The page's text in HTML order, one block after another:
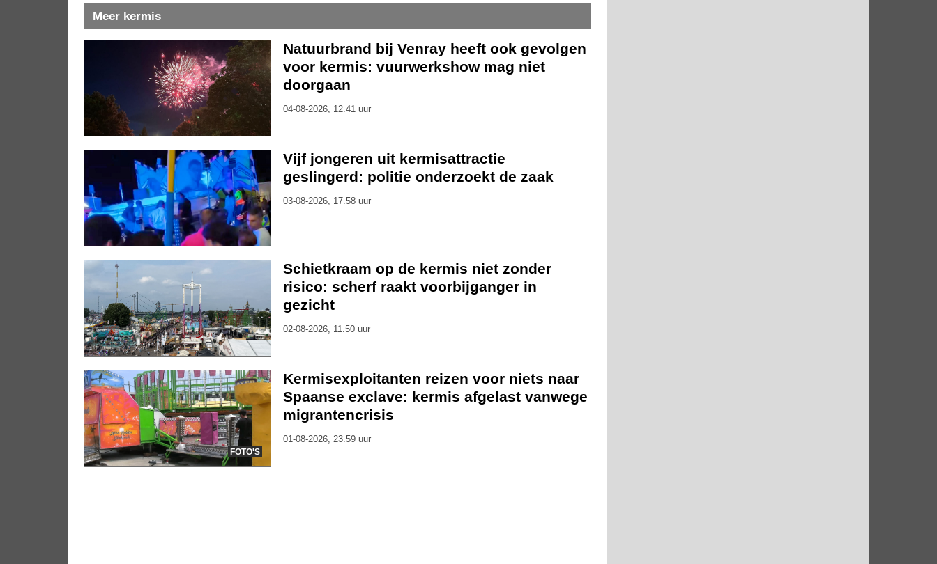
Meer kermis
Natuurbrand bij Venray heeft ook gevolgen
voor kermis: vuurwerkshow mag niet
doorgaan
04-08-2026, 12.41 uur
Vijf jongeren uit kermisattractie
geslingerd: politie onderzoekt de zaak
03-08-2026, 17.58 uur
Schietkraam op de kermis niet zonder
risico: scherf raakt voorbijganger in
gezicht
02-08-2026, 11.50 uur
FOTO'S
Kermisexploitanten reizen voor niets naar
Spaanse exclave: kermis afgelast vanwege
migrantencrisis
01-08-2026, 23.59 uur